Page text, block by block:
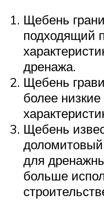
Щебень
подходящий
дренажа.
Щебень
более
Щебень
для
больше